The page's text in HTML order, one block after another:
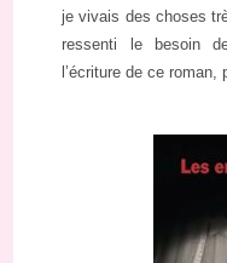
je vivais des choses
ressenti le besoin
l’écriture de ce roman,